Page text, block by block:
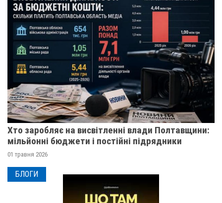
Хто заробляє на висвітленні влади Полтавщини:
мільйонні бюджети і постійні підрядники
01 травня 2026
БЛОГИ